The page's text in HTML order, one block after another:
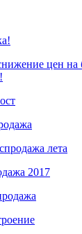
цен на
лета
2017